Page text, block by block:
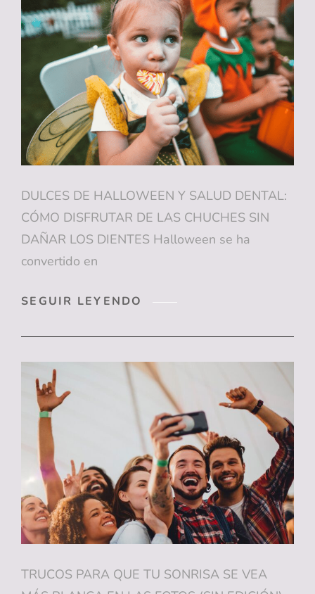
CÓMO
PROTEGER
LA
SALUD
DE
TUS
DIENTES
DULCES DE HALLOWEEN Y SALUD DENTAL:
CÓMO DISFRUTAR DE LAS CHUCHES SIN
DAÑAR LOS DIENTES Halloween se ha
convertido en
SEGUIR LEYENDO
DULCES
SALUD
DENTAL:
CÓMO
DISFRUTAR
DE
LAS
CHUCHES
SIN
DAÑAR
LOS
DIENTES
TRUCOS PARA QUE TU SONRISA SE VEA